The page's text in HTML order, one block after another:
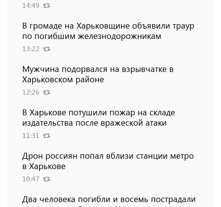
14:49
В громаде на Харьковщине объявили траур
по погибшим железнодорожникам
13:22
Мужчина подорвался на взрывчатке в
Харьковском районе
12:26
В Харькове потушили пожар на складе
издательства после вражеской атаки
11:31
Дрон россиян попал вблизи станции метро
в Харькове
10:47
Два человека погибли и восемь пострадали